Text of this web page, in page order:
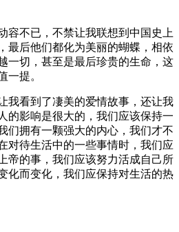
容不已，不禁让我联想到中国史上
最后他们都化为美丽的蝴蝶，相依
一切，甚至是最后珍贵的生命，这
一提。
我看到了凄美的爱情故事，还让我
的影响是很大的，我们应该保持一
们拥有一颗强大的内心，我们才不
对待生活中的一些事情时，我们应
帝的事，我们应该努力活成自己所
化而变化，我们应保持对生活的热